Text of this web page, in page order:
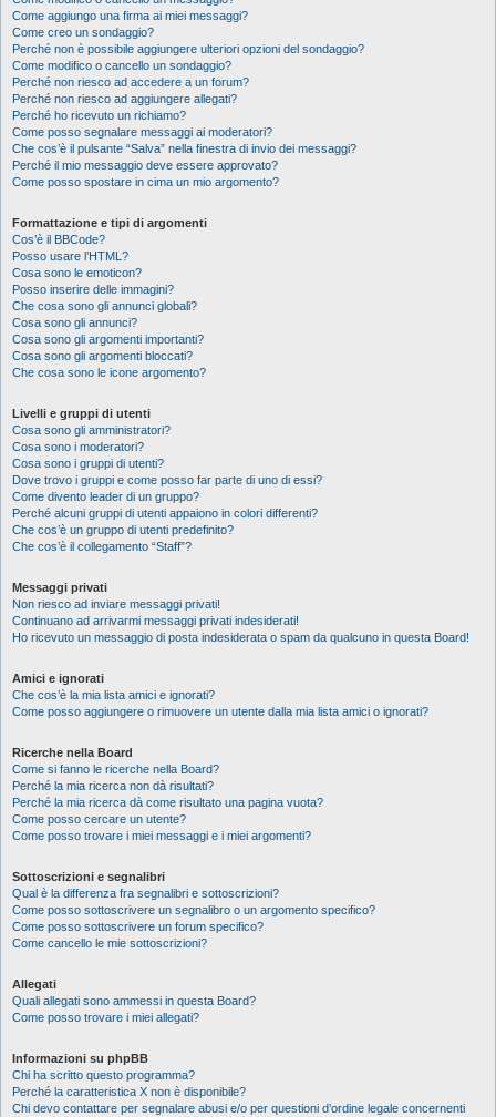
Come aggiungo una firma ai miei messaggi?
Come creo un sondaggio?
Perché non è possibile aggiungere ulteriori opzioni del sondaggio?
Come modifico o cancello un sondaggio?
Perché non riesco ad accedere a un forum?
Perché non riesco ad aggiungere allegati?
Perché ho ricevuto un richiamo?
Come posso segnalare messaggi ai moderatori?
Che cos’è il pulsante “Salva” nella finestra di invio dei messaggi?
Perché il mio messaggio deve essere approvato?
Come posso spostare in cima un mio argomento?
Formattazione e tipi di argomenti
Cos’è il BBCode?
Posso usare l’HTML?
Cosa sono le emoticon?
Posso inserire delle immagini?
Che cosa sono gli annunci globali?
Cosa sono gli annunci?
Cosa sono gli argomenti importanti?
Cosa sono gli argomenti bloccati?
Che cosa sono le icone argomento?
Livelli e gruppi di utenti
Cosa sono gli amministratori?
Cosa sono i moderatori?
Cosa sono i gruppi di utenti?
Dove trovo i gruppi e come posso far parte di uno di essi?
Come divento leader di un gruppo?
Perché alcuni gruppi di utenti appaiono in colori differenti?
Che cos’è un gruppo di utenti predefinito?
Che cos’è il collegamento “Staff”?
Messaggi privati
Non riesco ad inviare messaggi privati!
Continuano ad arrivarmi messaggi privati indesiderati!
Ho ricevuto un messaggio di posta indesiderata o spam da qualcuno in questa Board!
Amici e ignorati
Che cos’è la mia lista amici e ignorati?
Come posso aggiungere o rimuovere un utente dalla mia lista amici o ignorati?
Ricerche nella Board
Come si fanno le ricerche nella Board?
Perché la mia ricerca non dà risultati?
Perché la mia ricerca dà come risultato una pagina vuota?
Come posso cercare un utente?
Come posso trovare i miei messaggi e i miei argomenti?
Sottoscrizioni e segnalibri
Qual è la differenza fra segnalibri e sottoscrizioni?
Come posso sottoscrivere un segnalibro o un argomento specifico?
Come posso sottoscrivere un forum specifico?
Come cancello le mie sottoscrizioni?
Allegati
Quali allegati sono ammessi in questa Board?
Come posso trovare i miei allegati?
Informazioni su phpBB
Chi ha scritto questo programma?
Perché la caratteristica X non è disponibile?
Chi devo contattare per segnalare abusi e/o per questioni d’ordine legale concernenti